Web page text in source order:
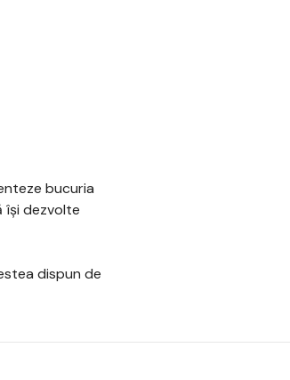
bucuria
își dezvolte
dispun de